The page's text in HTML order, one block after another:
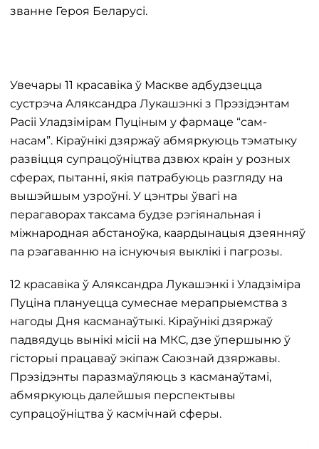
званне Героя Беларусі.
Увечары 11 красавіка ў Маскве адбудзецца
сустрэча Аляксандра Лукашэнкі з Прэзідэнтам
Расіі Уладзімірам Пуціным у фармаце “сам-
насам”. Кіраўнікі дзяржаў абмяркуюць тэматыку
развіцця супрацоўніцтва дзвюх краін у розных
сферах, пытанні, якія патрабуюць разгляду на
вышэйшым узроўні. У цэнтры ўвагі на
перагаворах таксама будзе рэгіянальная і
міжнародная абстаноўка, каардынацыя дзеянняў
па рэагаванню на існуючыя выклікі і пагрозы.
12 красавіка ў Аляксандра Лукашэнкі і Уладзіміра
Пуціна плануецца сумеснае мерапрыемства з
нагоды Дня касманаўтыкі. Кіраўнікі дзяржаў
падвядуць вынікі місіі на МКС, дзе ўпершыню ў
гісторыі працаваў экіпаж Саюзнай дзяржавы.
Прэзідэнты паразмаўляюць з касманаўтамі,
абмяркуюць далейшыя перспектывы
супрацоўніцтва ў касмічнай сферы.